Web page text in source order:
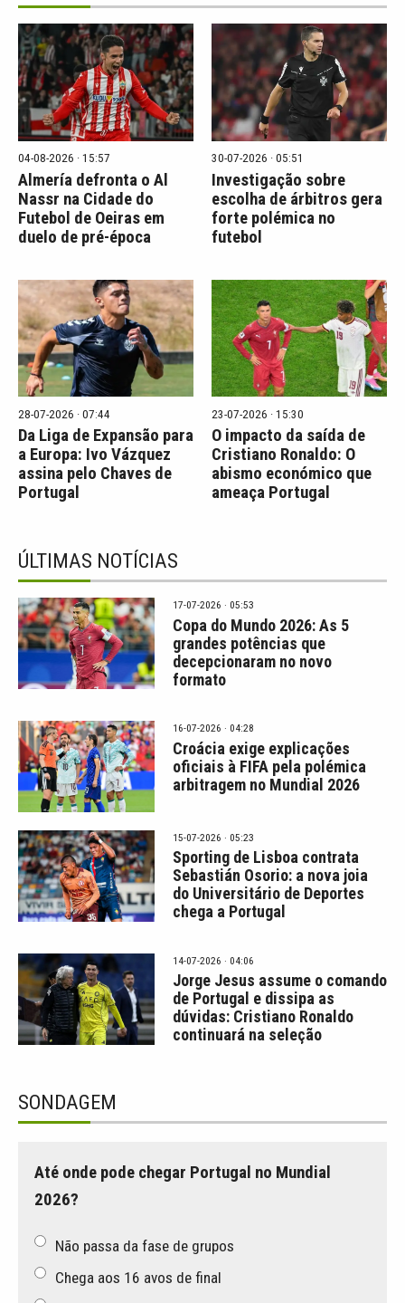
04-08-2026 · 15:57
Almería defronta o Al
Nassr na Cidade do
Futebol de Oeiras em
duelo de pré-época
30-07-2026 · 05:51
Investigação sobre
escolha de árbitros gera
forte polémica no
futebol
28-07-2026 · 07:44
Da Liga de Expansão para
a Europa: Ivo Vázquez
assina pelo Chaves de
Portugal
23-07-2026 · 15:30
O impacto da saída de
Cristiano Ronaldo: O
abismo económico que
ameaça Portugal
ÚLTIMAS NOTÍCIAS
17-07-2026 · 05:53
Copa do Mundo 2026: As 5
grandes potências que
decepcionaram no novo
formato
16-07-2026 · 04:28
Croácia exige explicações
oficiais à FIFA pela polémica
arbitragem no Mundial 2026
15-07-2026 · 05:23
Sporting de Lisboa contrata
Sebastián Osorio: a nova joia
do Universitário de Deportes
chega a Portugal
14-07-2026 · 04:06
Jorge Jesus assume o comando
de Portugal e dissipa as
dúvidas: Cristiano Ronaldo
continuará na seleção
SONDAGEM
Até onde pode chegar Portugal no Mundial
2026?
Não passa da fase de grupos
Chega aos 16 avos de final